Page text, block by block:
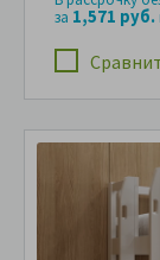
за 1,571 руб.